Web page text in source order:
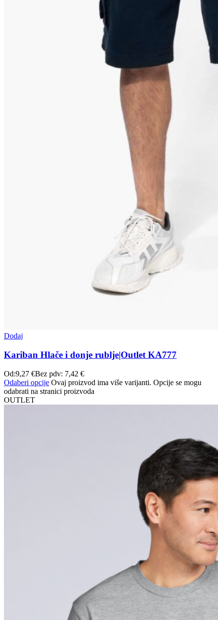
Dodaj
Kariban Hlače i donje rublje|Outlet KA777
Od:9,27 €Bez pdv: 7,42 €
Odaberi opcije Ovaj proizvod ima više varijanti. Opcije se mogu
odabrati na stranici proizvoda
OUTLET